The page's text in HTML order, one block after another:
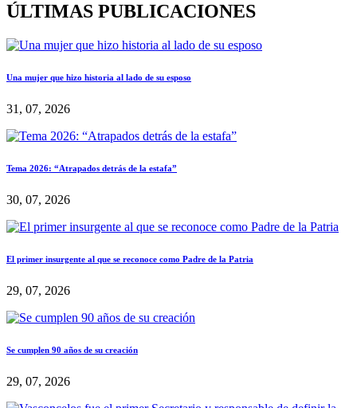
ÚLTIMAS PUBLICACIONES
Una mujer que hizo historia al lado de su esposo
31, 07, 2026
Tema 2026: “Atrapados detrás de la estafa”
30, 07, 2026
El primer insurgente al que se reconoce como Padre de la Patria
29, 07, 2026
Se cumplen 90 años de su creación
29, 07, 2026